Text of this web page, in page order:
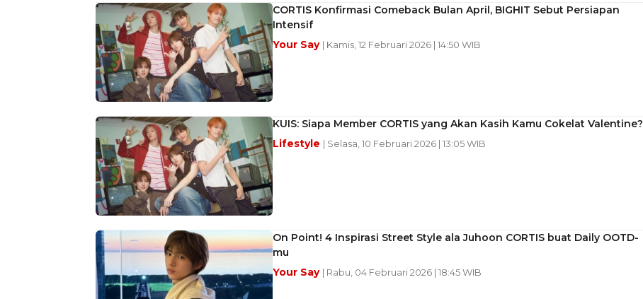
CORTIS Konfirmasi Comeback Bulan April, BIGHIT Sebut Persiapan
Intensif
Your Say | Kamis, 12 Februari 2026 | 14:50 WIB
KUIS: Siapa Member CORTIS yang Akan Kasih Kamu Cokelat Valentine?
Lifestyle | Selasa, 10 Februari 2026 | 13:05 WIB
On Point! 4 Inspirasi Street Style ala Juhoon CORTIS buat Daily OOTD-
mu
Your Say | Rabu, 04 Februari 2026 | 18:45 WIB